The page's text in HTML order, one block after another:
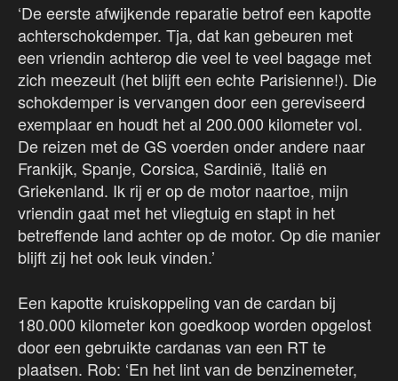
‘De eerste afwijkende reparatie betrof een kapotte
achterschokdemper. Tja, dat kan gebeuren met
een vriendin achterop die veel te veel bagage met
zich meezeult (het blijft een echte Parisienne!). Die
schokdemper is vervangen door een gereviseerd
exemplaar en houdt het al 200.000 kilometer vol.
De reizen met de GS voerden onder andere naar
Frankijk, Spanje, Corsica, Sardinië, Italië en
Griekenland. Ik rij er op de motor naartoe, mijn
vriendin gaat met het vliegtuig en stapt in het
betreffende land achter op de motor. Op die manier
blijft zij het ook leuk vinden.’
Een kapotte kruiskoppeling van de cardan bij
180.000 kilometer kon goedkoop worden opgelost
door een gebruikte cardanas van een RT te
plaatsen. Rob: ‘En het lint van de benzinemeter,